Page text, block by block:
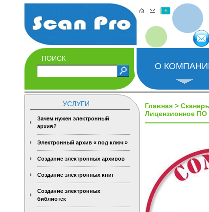
ПОИСК
О
УСЛУГИ
Зачем нужен электронный
архив?
Электронный архив « под ключ »
Создание электронных архивов
Создание электронных книг
Создание электронных
библиотек
Главная>
Лицензионное ПО